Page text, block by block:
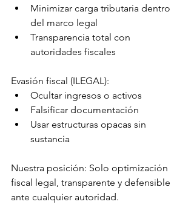
Minimizar carga tributaria dentro
del marco legal
Transparencia total con
autoridades fiscales
Evasión fiscal (ILEGAL):
Ocultar ingresos o activos
Falsificar documentación
Usar estructuras opacas sin
sustancia
Nuestra posición: Solo optimización
fiscal legal, transparente y defensible
ante cualquier autoridad.